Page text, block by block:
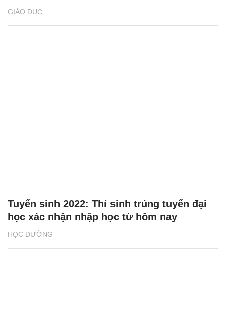
GIÁO DỤC
HỌC ĐƯỜNG
Tuyển sinh 2022: Thí sinh trúng tuyển đại
học xác nhận nhập học từ hôm nay